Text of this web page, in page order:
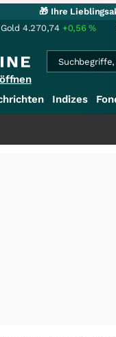
🎁 Ihre
Gold 4.270,74 +0,56%
Indizes